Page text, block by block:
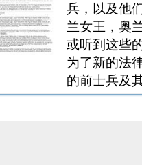
兵，以及他
兰女王，奥
或听到这些
为了新的法
的前士兵及
国务委员会